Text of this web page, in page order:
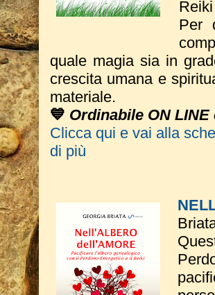
Per
quale magia sia in
crescita umana e
materiale.
💙 Ordinabile ON
Clicca qui e vai alla
di più